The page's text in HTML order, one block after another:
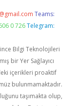
Teams:
0 726 Telegram:
Bilgi Teknolojileri
bir Yer Sağlayıcı
içerikleri proaktif
bulunmamaktadır.
taşımakta olup,